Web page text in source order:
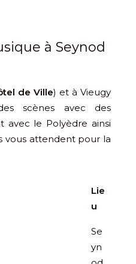
à Seynod
de Ville) et à Vieugy
scènes avec des
avec le Polyèdre ainsi
vous attendent pour la
Lie
u
Se
yn